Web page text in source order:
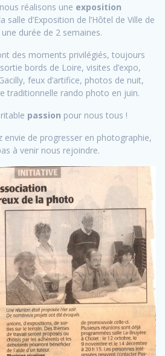
réalisons une exposition
salle d’Exposition de l’Hôtel de Ville de
durée de 2 semaines.
des moments privilégiés, toujours
bords de Loire, visites d’expo,
feux d’artifice, photos de nuit,
traditionnelle rando photo en juin.
passion pour nous tous !
envie de progresser en photographie,
à venir nous rejoindre.